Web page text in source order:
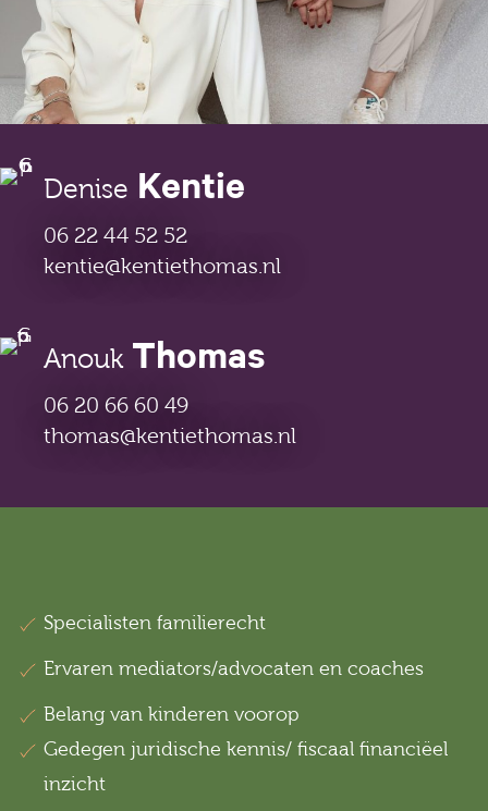
Denise Kentie
06 22 44 52 52
kentie@kentiethomas.nl
AnoukThomas
06 20 66 60 49
thomas@kentiethomas.nl
Specialisten familierecht
Ervaren mediators/advocaten en coaches
Belang van kinderen voorop
Gedegen juridische kennis/ fiscaal financiëel
inzicht